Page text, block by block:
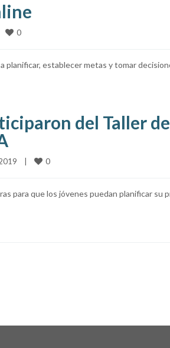
0
planificar, establecer metas y tomar
del Taller
0
para que los jóvenes puedan planificar su